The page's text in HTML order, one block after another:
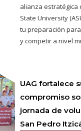
alianza estratégica
State University
tu preparación
y competir a nivel
UAG fortalece
compromiso
jornada de
San Pedro